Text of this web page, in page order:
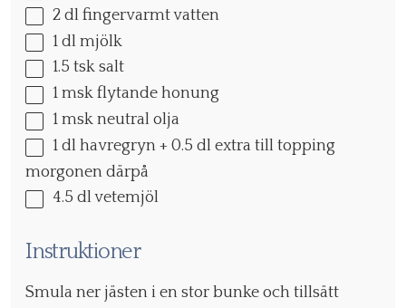
2 dl fingervarmt vatten
1 dl mjölk
1.5 tsk salt
1 msk flytande honung
1 msk neutral olja
1 dl havregryn + 0.5 dl extra till topping
morgonen därpå
4.5 dl vetemjöl
Instruktioner
Smula ner jästen i en stor bunke och tillsätt